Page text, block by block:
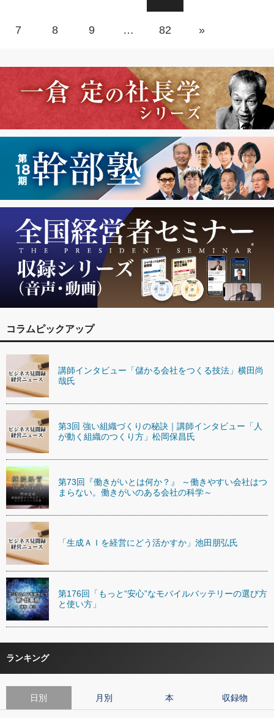
7 8 9 … 82 »
コラムピックアップ
講師インタビュー「儲かる会社をつくる技法」横田尚
哉氏
第3回 強い組織づくりの秘訣｜講師インタビュー「人
が動く組織のつくり方」松岡保昌氏
第73回『働きがいとは何か？』 ～働きやすい会社はつ
まらない。働きがいのある会社の科学～
「生成ＡＩを経営にどう活かすか」池田朋弘氏
第176回「もっと“安心”なモバイルバッテリーの選び方
と使い方」
ランキング
日別 月別 本 収録物